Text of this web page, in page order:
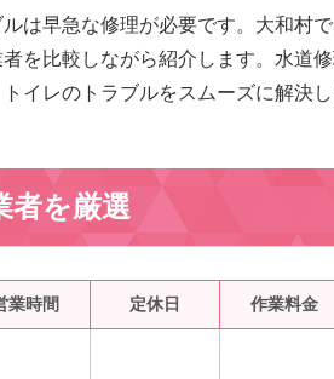
は早急な修理が必要です。大和村で
を比較しながら紹介します。水道
イレのトラブルをスムーズに解決
者を厳選
業時間 定休日 作業料金